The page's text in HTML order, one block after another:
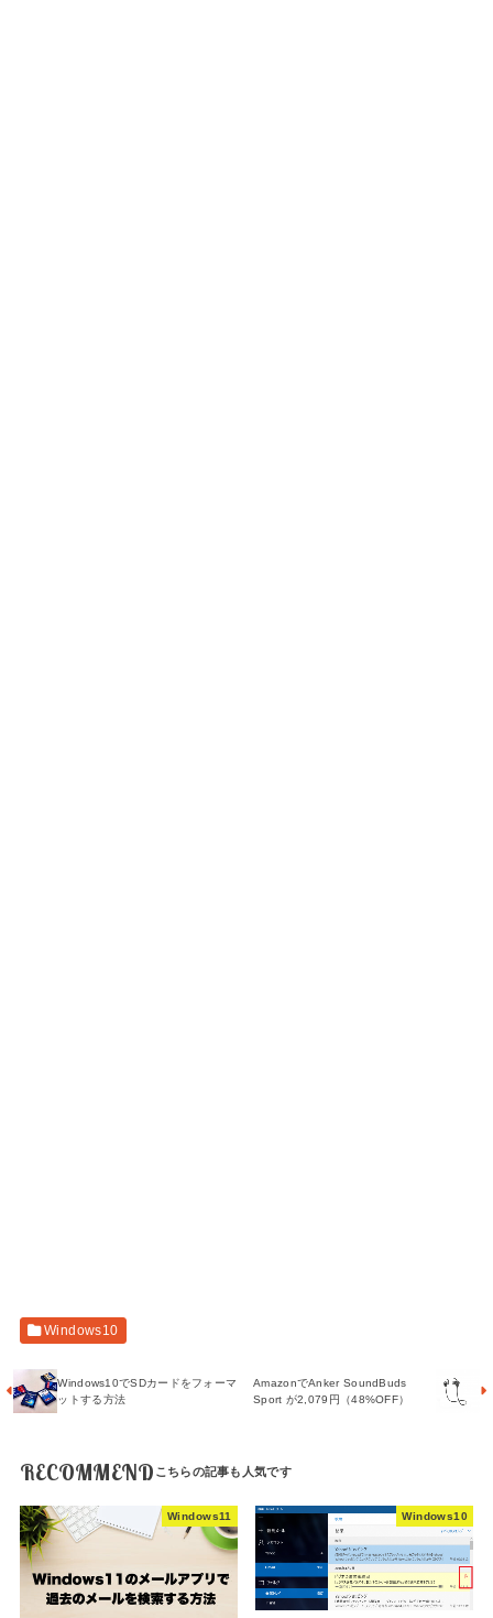
Windows10
Windows10でSDカードをフォーマ
ットする方法
AmazonでAnker SoundBuds
Sport が2,079円（48%OFF）
RECOMMEND
Windows11 Windows10